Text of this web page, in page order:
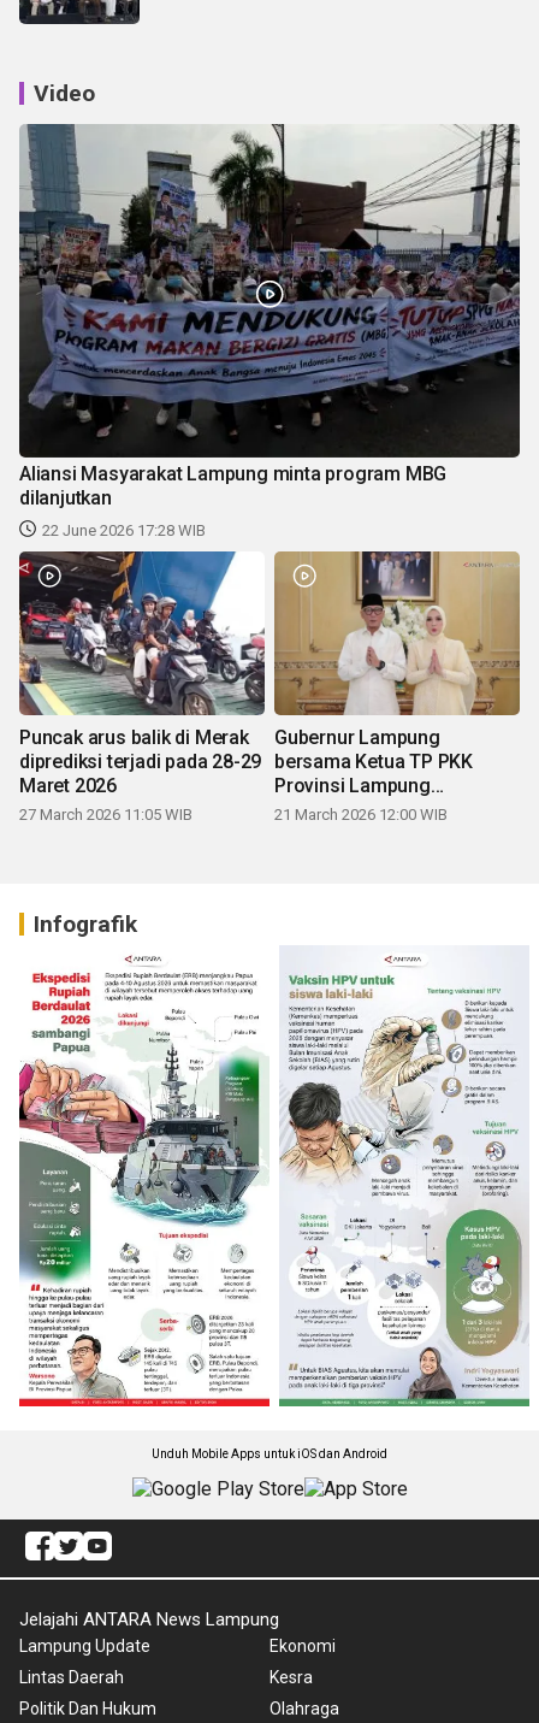
Video
Aliansi Masyarakat Lampung minta program MBG
dilanjutkan
22 June 2026 17:28 WIB
Puncak arus balik di Merak
diprediksi terjadi pada 28-29
Maret 2026
27 March 2026 11:05 WIB
Gubernur Lampung
bersama Ketua TP PKK
Provinsi Lampung
mengucapkan Selamat Hari
21 March 2026 12:00 WIB
Infografik
Unduh Mobile Apps untuk iOS dan Android
Jelajahi ANTARA News Lampung
Lampung Update
Lintas Daerah
Politik Dan Hukum
Ekonomi
Kesra
Olahraga